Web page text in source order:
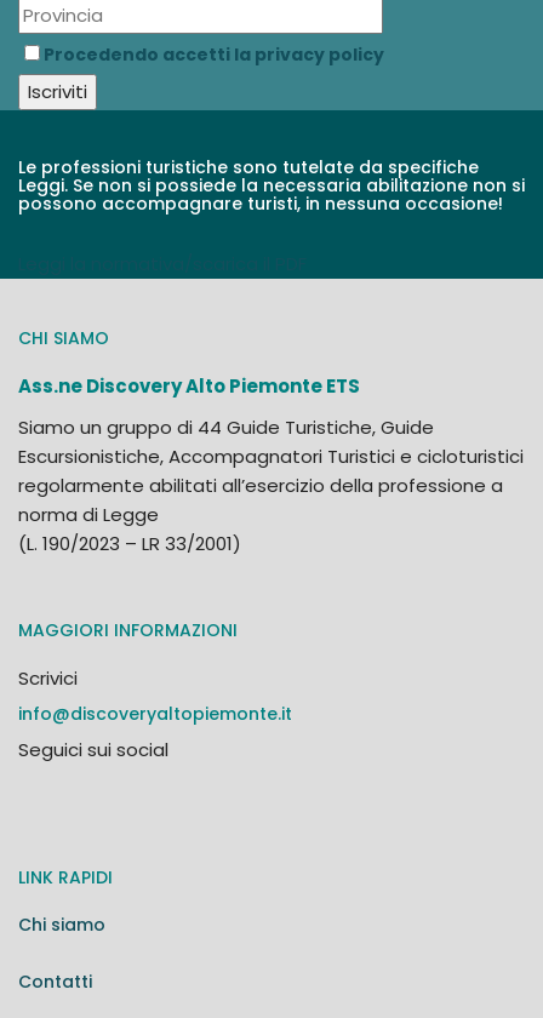
Procedendo accetti la privacy policy
Le professioni turistiche sono tutelate da specifiche
Leggi. Se non si possiede la necessaria abilitazione non si
possono accompagnare turisti, in nessuna occasione!
CHI SIAMO
Ass.ne Discovery Alto Piemonte ETS
Siamo un gruppo di 44 Guide Turistiche, Guide
Escursionistiche, Accompagnatori Turistici e cicloturistici
regolarmente abilitati all’esercizio della professione a
norma di Legge
(L. 190/2023 – LR 33/2001)
MAGGIORI INFORMAZIONI
Scrivici
info@discoveryaltopiemonte.it
Seguici sui social
LINK RAPIDI
Chi siamo
Contatti